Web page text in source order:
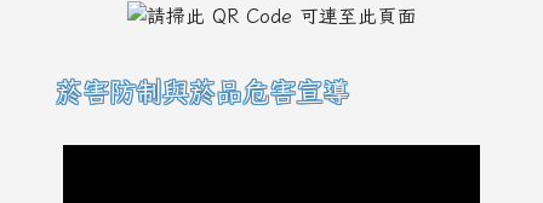
菸害防制與菸品危害宣導